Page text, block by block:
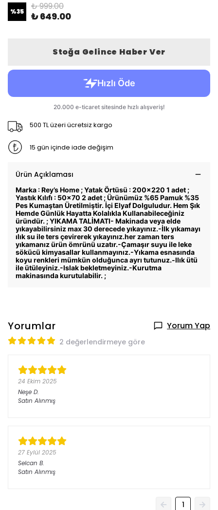
%35 ₺ 999.00
₺ 649.00
Stoğa Gelince Haber Ver
500 TL üzeri ücretsiz kargo
15 gün içinde iade değişim
Ürün Açıklaması
Marka : Rey’s Home ; Yatak Örtüsü : 200x220 1 adet ;
Yastık Kılıfı : 50x70 2 adet ; Ürünümüz %65 Pamuk %35
Pes Kumaştan Üretilmiştir. İçi Elyaf Dolguludur. Hem Şık
Hemde Günlük Hayatta Kolalıkla Kullanabileceğiniz
üründür. ; YIKAMA TALİMATI- Makinada veya elde
yıkayabilirsiniz max 30 derecede yıkayınız.-İlk yıkamayı
ılık su ile ters çevirerek yıkayınız.her zaman ters
yıkamanız ürün ömrünü uzatır.-Çamaşır suyu ile leke
sökücü kimyasallar kullanmayınız.-Yıkama esnasında
koyu renkleri mümkün olduğunca ayrı tutunuz.-llık ütü
ile ütüleyiniz.-Islak bekletmeyiniz.-Kurutma
makinasında kurutulabilir. ;
Yorumlar Yorum Yap
2 değerlendirmeye göre
24 Ekim 2025
Neşe D.
Satın Alınmış
27 Eylül 2025
Selcan B.
Satın Alınmış
1